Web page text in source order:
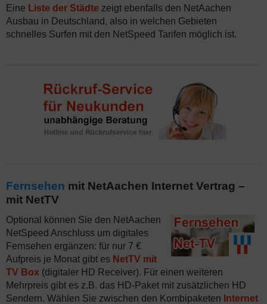
Eine Liste der Städte zeigt ebenfalls den NetAachen
Ausbau in Deutschland, also in welchen Gebieten
schnelles Surfen mit den NetSpeed Tarifen möglich ist.
Fernsehen mit NetAachen Internet Vertrag –
mit NetTV
Optional können Sie den NetAachen
NetSpeed Anschluss um digitales
Fernsehen ergänzen: für nur 7 €
Aufpreis je Monat gibt es NetTV mit
TV Box (digitaler HD Receiver). Für einen weiteren
Mehrpreis gibt es z.B. das HD-Paket mit zusätzlichen HD
Sendern. Wählen Sie zwischen den Kombipaketen Internet